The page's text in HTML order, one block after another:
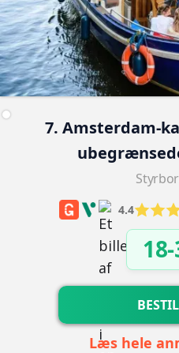
7. Amsterdam-
4.4
Læs hele